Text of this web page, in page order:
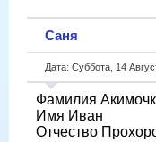
Саня
Дата: Суббота, 14
Фамилия
Имя Иван
Отчество